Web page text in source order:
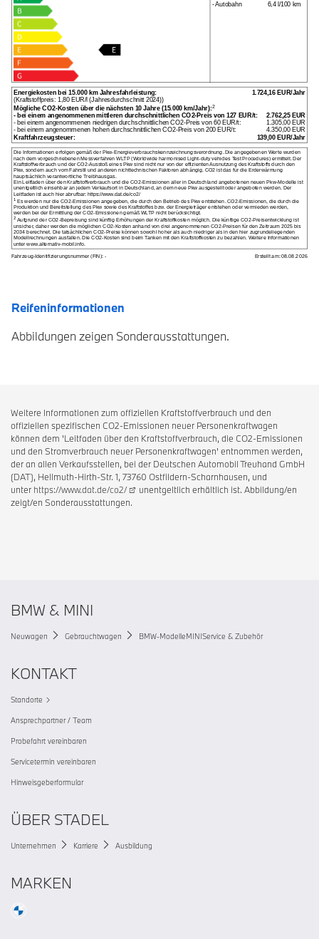
Reifeninformationen
Abbildungen zeigen Sonderausstattungen.
Weitere Informationen zum offiziellen Kraftstoffverbrauch und den
offiziellen spezifischen CO2-Emissionen neuer Personenkraftwagen
können dem 'Leitfaden über den Kraftstoffverbrauch, die CO2-Emissionen
und den Stromverbrauch neuer Personenkraftwagen' entnommen werden,
der an allen Verkaufsstellen, bei der Deutschen Automobil Treuhand GmbH
(DAT), Hellmuth-Hirth-Str. 1, 73760 Ostfildern-Scharnhausen, und
unter https://www.dat.de/co2/
unentgeltlich erhältlich ist. Abbildung/en
zeigt/en Sonderausstattungen.
BMW & MINI
Neuwagen Gebrauchtwagen BMW-ModelleMINIService & Zubehör
KONTAKT
Standorte
Ansprechpartner / Team
Probefahrt vereinbaren
Servicetermin vereinbaren
Hinweisgeberformular
ÜBER STADEL
Unternehmen Karriere Ausbildung
MARKEN